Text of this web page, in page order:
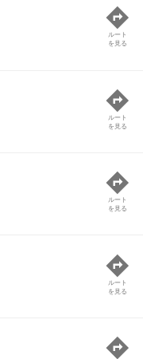
ルート
を見る
ルート
を見る
ルート
を見る
ルート
を見る